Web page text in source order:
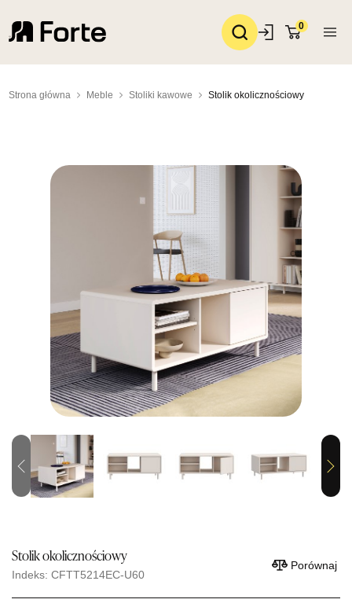
0
Strona główna Meble Stoliki kawowe Stolik okolicznościowy
Previous Next
Stolik okolicznościowy
Indeks: CFTT5214EC-U60
Porównaj